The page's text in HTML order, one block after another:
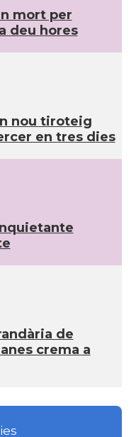
FRANCISCO
Valley (San Jose),
USA
TENNESSEE
a UTAH
DC
WYOMING
mort per
deu hores
nou tiroteig
en tres dies
de
crema a